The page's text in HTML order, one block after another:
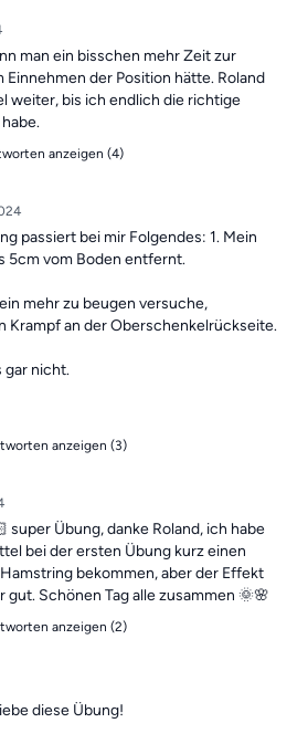
man ein bisschen mehr Zeit zur
der Position hätte. Roland
weiter, bis ich endlich die richtige
anzeigen (4)
passiert bei mir Folgendes: 1. Mein
5cm vom Boden entfernt.
mehr zu beugen versuche,
Krampf an der Oberschenkelrückseite.
gar nicht.
anzeigen (3)
super Übung, danke Roland, ich habe
bei der ersten Übung kurz einen
bekommen, aber der Effekt
gut. Schönen Tag alle zusammen 🌞🌸
anzeigen (2)
diese Übung!